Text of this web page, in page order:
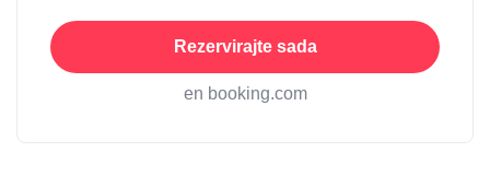
Rezervirajte sada
en booking.com